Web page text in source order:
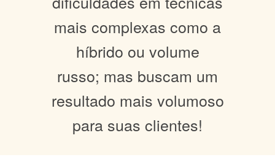
mais complexas como a
híbrido ou volume
russo; mas buscam um
resultado mais volumoso
para suas clientes!